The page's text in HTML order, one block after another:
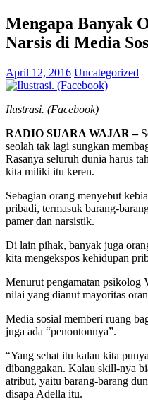
Mengapa Banyak
Narsis di Media
April 12, 2016 Uncategorized
Ilustrasi. (Facebook)
RADIO SUARA WAJAR –
seolah tak lagi sungkan
Rasanya seluruh dunia harus
kita miliki itu keren.
Sebagian orang menyebut
pribadi, termasuk barang-
pamer dan narsistik.
Di lain pihak, banyak juga
kita mengekspos kehidupan
Menurut pengamatan psikolog
nilai yang dianut mayoritas
Media sosial memberi ruang
juga ada “penontonnya”.
“Yang sehat itu kalau kita
dibanggakan. Kalau skill-nya
atribut, yaitu barang-barang
disapa Adella itu.